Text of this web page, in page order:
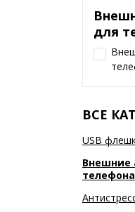
для
ВСЕ
USB
Внешние